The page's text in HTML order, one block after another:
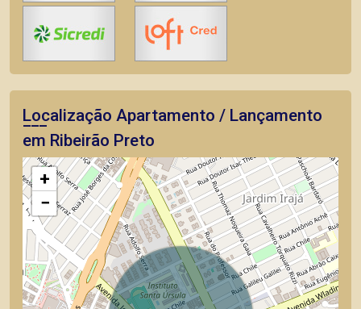
Localização Apartamento / Lançamento
em Ribeirão Preto
+
−